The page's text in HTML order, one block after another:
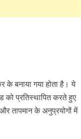
बनाया गया होता है। ये
को प्रतिस्थापित करते हुए
तापमान के अनुप्रयोगों में